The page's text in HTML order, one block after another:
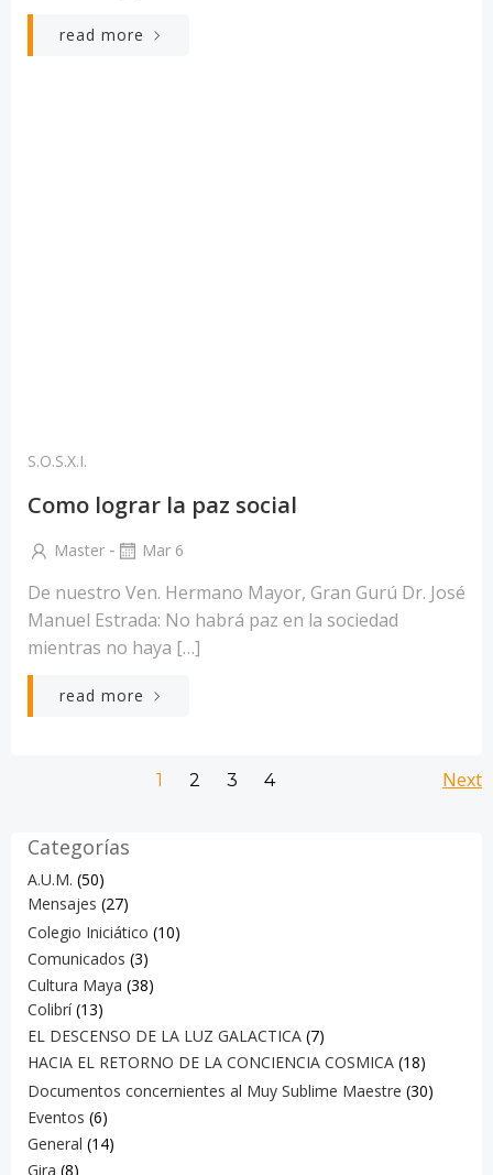
read more
S.O.S.X.I.
Como lograr la paz social
Master - Mar 6
De nuestro Ven. Hermano Mayor, Gran Gurú Dr. José
Manuel Estrada: No habrá paz en la sociedad
mientras no haya […]
read more
Navegación
por
las
entradas
Página
1 Página
2 Página
3 Página
4 Next
Categorías
A.U.M. (50)
Mensajes (27)
Colegio Iniciático (10)
Comunicados (3)
Cultura Maya (38)
Colibrí(13)
EL DESCENSO DE LA LUZ GALACTICA (7)
HACIA EL RETORNO DE LA CONCIENCIA COSMICA (18)
Documentos concernientes al Muy Sublime Maestre (30)
Eventos (6)
General (14)
Gira (8)